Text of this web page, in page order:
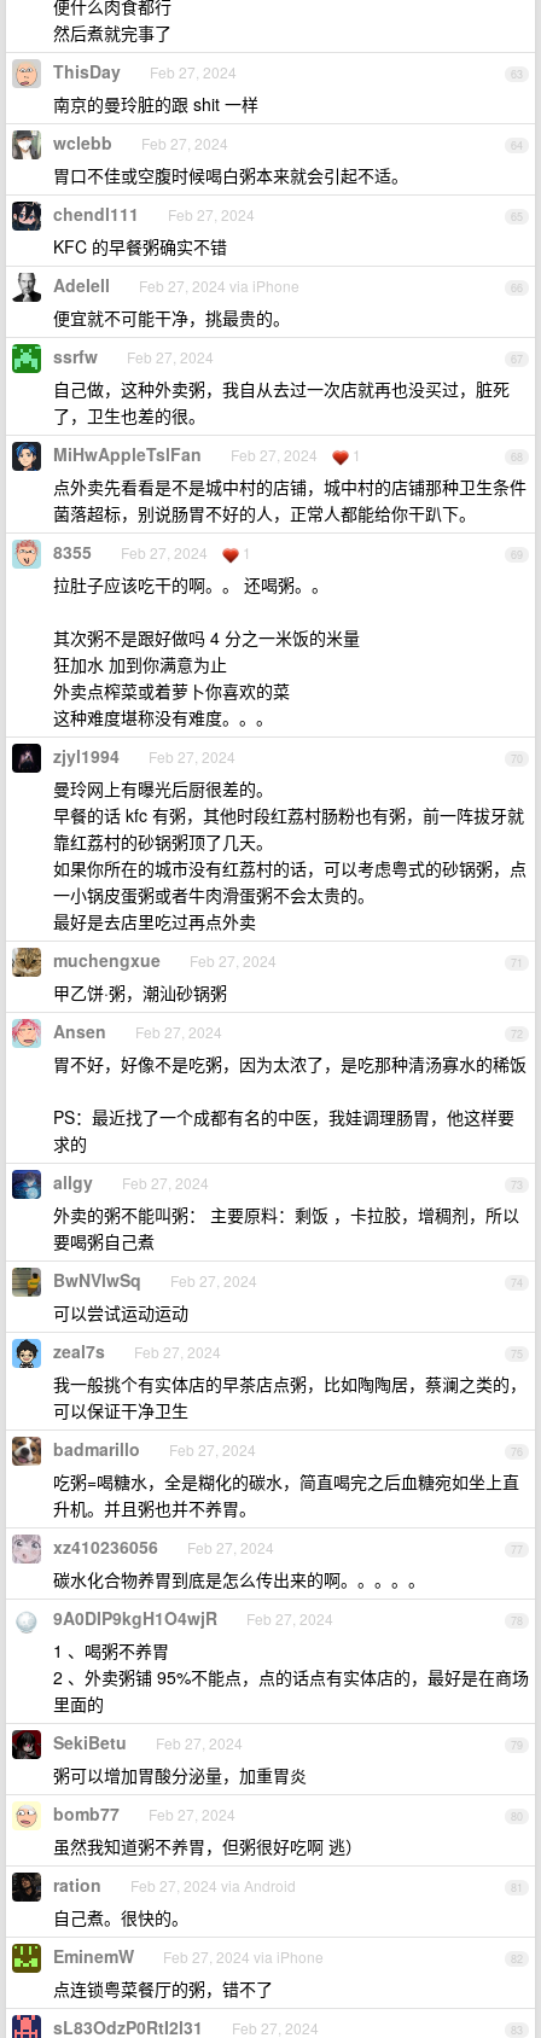
便什么肉食都行
然后煮就完事了
63
ThisDay Feb 27, 2024
南京的曼玲脏的跟 shit 一样
64
wclebb Feb 27, 2024
胃口不佳或空腹时候喝白粥本来就会引起不适。
65
chendl111 Feb 27, 2024
KFC 的早餐粥确实不错
66
Adelell Feb 27, 2024 via iPhone
便宜就不可能干净，挑最贵的。
67
ssrfw Feb 27, 2024
自己做，这种外卖粥，我自从去过一次店就再也没买过，脏死
了，卫生也差的很。
68
MiHwAppleTslFan Feb 27, 2024 1
点外卖先看看是不是城中村的店铺，城中村的店铺那种卫生条件
菌落超标，别说肠胃不好的人，正常人都能给你干趴下。
69
8355 Feb 27, 2024 1
拉肚子应该吃干的啊。。 还喝粥。。
其次粥不是跟好做吗 4 分之一米饭的米量
狂加水 加到你满意为止
外卖点榨菜或着萝卜你喜欢的菜
这种难度堪称没有难度。。。
70
zjyl1994 Feb 27, 2024
曼玲网上有曝光后厨很差的。
早餐的话 kfc 有粥，其他时段红荔村肠粉也有粥，前一阵拔牙就
靠红荔村的砂锅粥顶了几天。
如果你所在的城市没有红荔村的话，可以考虑粤式的砂锅粥，点
一小锅皮蛋粥或者牛肉滑蛋粥不会太贵的。
最好是去店里吃过再点外卖
71
muchengxue Feb 27, 2024
甲乙饼·粥，潮汕砂锅粥
72
Ansen Feb 27, 2024
胃不好，好像不是吃粥，因为太浓了，是吃那种清汤寡水的稀饭
PS：最近找了一个成都有名的中医，我娃调理肠胃，他这样要
求的
73
allgy Feb 27, 2024
外卖的粥不能叫粥： 主要原料：剩饭 ，卡拉胶，增稠剂，所以
要喝粥自己煮
74
BwNVlwSq Feb 27, 2024
可以尝试运动运动
75
zeal7s Feb 27, 2024
我一般挑个有实体店的早茶店点粥，比如陶陶居，蔡澜之类的，
可以保证干净卫生
76
badmarillo Feb 27, 2024
吃粥=喝糖水，全是糊化的碳水，简直喝完之后血糖宛如坐上直
升机。并且粥也并不养胃。
77
xz410236056 Feb 27, 2024
碳水化合物养胃到底是怎么传出来的啊。。。。。
78
9A0DIP9kgH1O4wjR Feb 27, 2024
1 、喝粥不养胃
2 、外卖粥铺 95%不能点，点的话点有实体店的，最好是在商场
里面的
79
SekiBetu Feb 27, 2024
粥可以增加胃酸分泌量，加重胃炎
80
bomb77 Feb 27, 2024
虽然我知道粥不养胃，但粥很好吃啊 逃）
81
ration Feb 27, 2024 via Android
自己煮。很快的。
82
EminemW Feb 27, 2024 via iPhone
点连锁粤菜餐厅的粥，错不了
83
sL83OdzP0RtI2l31 Feb 27, 2024